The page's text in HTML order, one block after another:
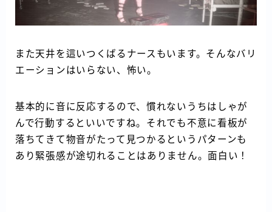
また天井を這いつくばるナースもいます。そんなバリ
エーションはいらない、怖い。
基本的に音に反応するので、慣れないうちはしゃが
んで行動するといいですね。それでも不意に看板が
落ちてきて物音がたって見つかるというパターンも
あり緊張感が途切れることはありません。面白い！